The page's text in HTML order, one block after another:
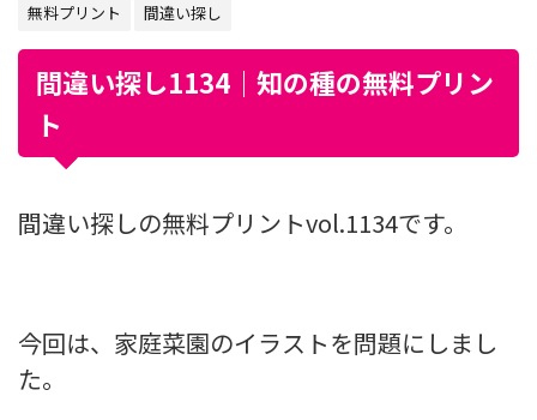
無料プリント 間違い探し
間違い探し1134｜知の種の無料プリン
ト
間違い探しの無料プリントvol.1134です。
今回は、家庭菜園のイラストを問題にしまし
た。